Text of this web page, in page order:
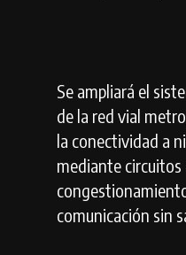
Se ampliará el
de la red vial
la conectividad a
mediante circuitos
comunicación sin